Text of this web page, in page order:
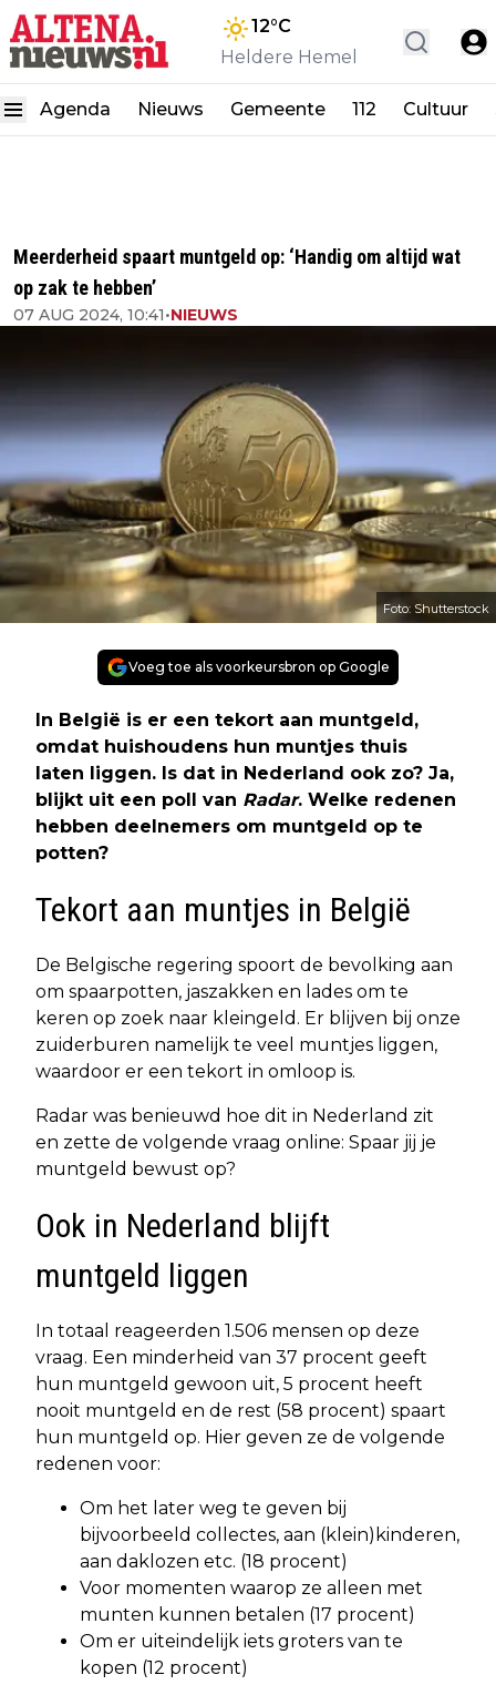
12°C
Heldere Hemel
Agenda Nieuws Gemeente 112 Cultuur
Meerderheid spaart muntgeld op: ‘Handig om altijd wat
op zak te hebben’
07 AUG 2024, 10:41•NIEUWS
Foto: Shutterstock
Voeg toe als voorkeursbron op Google
In België is er een tekort aan muntgeld,
omdat huishoudens hun muntjes thuis
laten liggen. Is dat in Nederland ook zo? Ja,
blijkt uit een poll van Radar. Welke redenen
hebben deelnemers om muntgeld op te
potten?
Tekort aan muntjes in België
De Belgische regering spoort de bevolking aan
om spaarpotten, jaszakken en lades om te
keren op zoek naar kleingeld. Er blijven bij onze
zuiderburen namelijk te veel muntjes liggen,
waardoor er een tekort in omloop is.
Radar was benieuwd hoe dit in Nederland zit
en zette de volgende vraag online: Spaar jij je
muntgeld bewust op?
Ook in Nederland blijft
muntgeld liggen
In totaal reageerden 1.506 mensen op deze
vraag. Een minderheid van 37 procent geeft
hun muntgeld gewoon uit, 5 procent heeft
nooit muntgeld en de rest (58 procent) spaart
hun muntgeld op. Hier geven ze de volgende
redenen voor:
Om het later weg te geven bij
bijvoorbeeld collectes, aan (klein)kinderen,
aan daklozen etc. (18 procent)
Voor momenten waarop ze alleen met
munten kunnen betalen (17 procent)
Om er uiteindelijk iets groters van te
kopen (12 procent)